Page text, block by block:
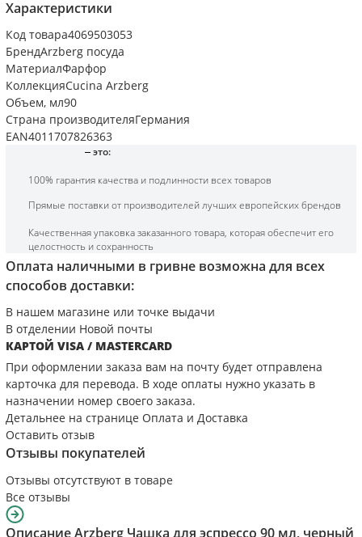
Характеристики
Код товара4069503053
БрендArzberg посуда
МатериалФарфор
КоллекцияCucina Arzberg
Объем, мл90
Страна производителяГермания
EAN4011707826363
это:
100% гарантия качества и подлинности всех товаров
Прямые поставки от производителей лучших европейских брендов
Качественная упаковка заказанного товара, которая обеспечит его
целостность и сохранность
Оплата наличными в гривне возможна для всех
способов доставки:
В нашем магазине или точке выдачи
В отделении Новой почты
КАРТОЙ VISA / MASTERCARD
При оформлении заказа вам на почту будет отправлена
карточка для перевода. В ходе оплаты нужно указать в
назначении номер своего заказа.
Детальнее на странице Оплата и Доставка
Оставить отзыв
Отзывы покупателей
Отзывы отсутствуют в товаре
Все отзывы
ОписаниеArzberg Чашка для эспрессо 90 мл, черный